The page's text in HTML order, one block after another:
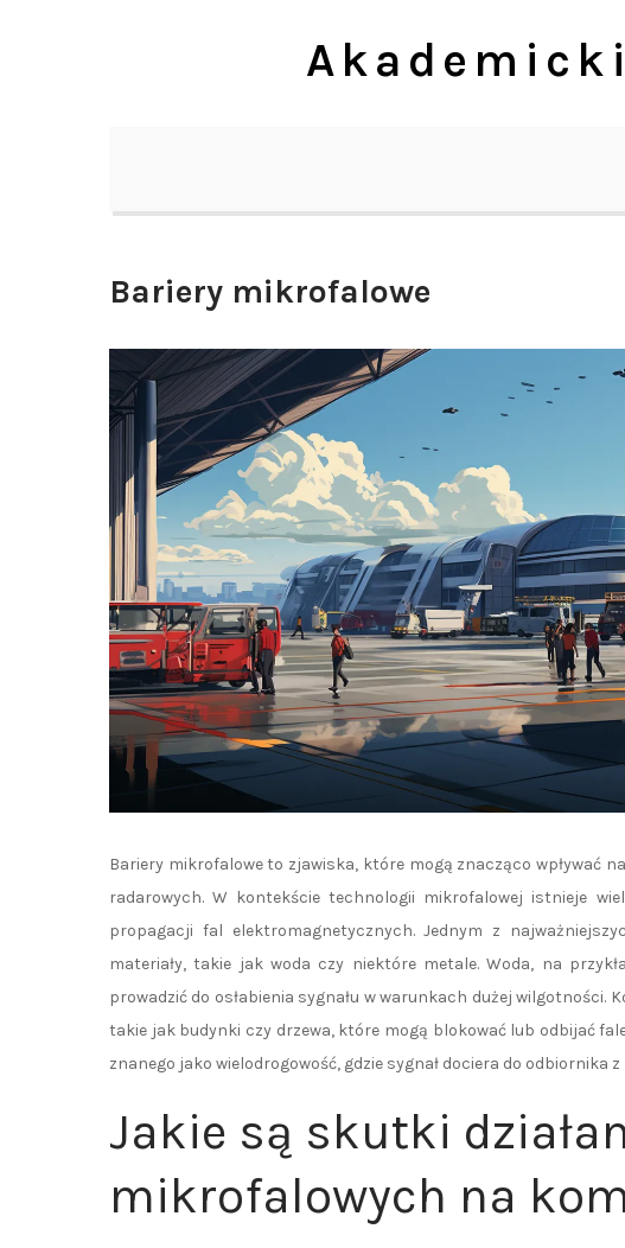
Bariery mikrofalowe
Bariery mikrofalowe to zjawiska, które mogą znacząco wpływać
radarowych. W kontekście technologii mikrofalowej istnieje
propagacji fal elektromagnetycznych. Jednym z
materiały, takie jak woda czy niektóre metale. Woda, na
prowadzić do osłabienia sygnału w warunkach dużej
takie jak budynki czy drzewa, które mogą blokować lub odbijać
znanego jako wielodrogowość, gdzie sygnał dociera do odbiornika
Jakie są skutki
mikrofalowych na